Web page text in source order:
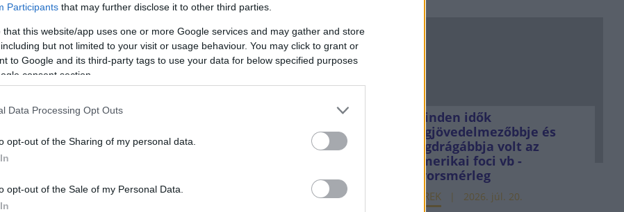
Participants that may further disclose it to other third parties.
that this website/app uses one or more Google services and may gather and store
but not limited to your visit or usage behaviour. You may click to grant or
to Google and its third-party tags to use your data for below specified purposes
consent section.
Data Processing Opt Outs
opt-out of the Sharing of my personal data.
opt-out of the Sale of my Personal Data.
Minden idők
legjövedelmezőbbje és
legdrágábbja volt az
amerikai foci vb -
gyorsmérleg
HÍREK 2026. júl. 20.